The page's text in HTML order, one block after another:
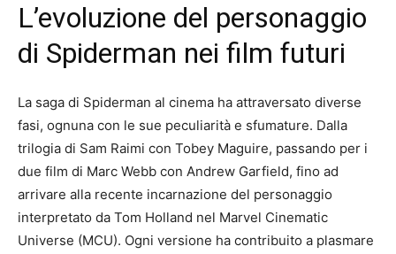
L’evoluzione del personaggio
di Spiderman nei film futuri
La saga di Spiderman al cinema ha attraversato diverse
fasi, ognuna con le sue peculiarità e sfumature. Dalla
trilogia di Sam Raimi con Tobey Maguire, passando per i
due film di Marc Webb con Andrew Garfield, fino ad
arrivare alla recente incarnazione del personaggio
interpretato da Tom Holland nel Marvel Cinematic
Universe (MCU). Ogni versione ha contribuito a plasmare